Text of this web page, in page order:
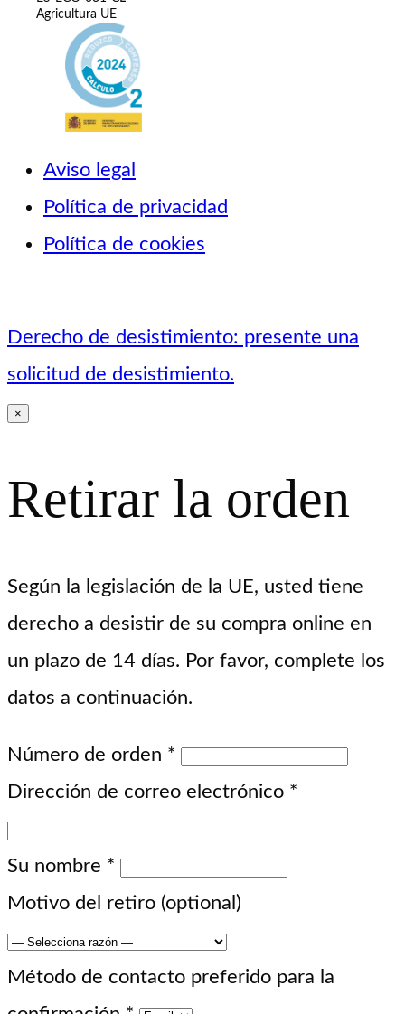
Agricultura UE
Aviso legal
Política de privacidad
Política de cookies
Derecho de desistimiento: presente una
solicitud de desistimiento.
×
Retirar la orden
Según la legislación de la UE, usted tiene
derecho a desistir de su compra online en
un plazo de 14 días. Por favor, complete los
datos a continuación.
Número de orden *
Dirección de correo electrónico *
Su nombre *
Motivo del retiro (optional)
Método de contacto preferido para la